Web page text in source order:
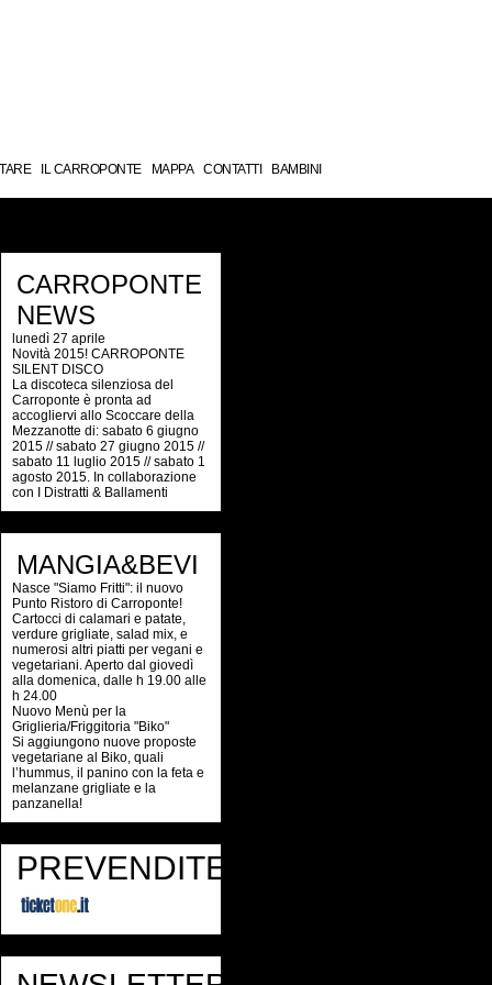
IL CARROPONTE MAPPA CONTATTI BAMBINI
CARROPONTE
NEWS
lunedì 27 aprile
Novità 2015! CARROPONTE
SILENT DISCO
La discoteca silenziosa del
Carroponte è pronta ad
accogliervi allo Scoccare della
Mezzanotte di: sabato 6 giugno
2015 // sabato 27 giugno 2015 //
sabato 11 luglio 2015 // sabato 1
agosto 2015. In collaborazione
con I Distratti & Ballamenti
MANGIA&BEVI
Nasce "Siamo Fritti": il nuovo
Punto Ristoro di Carroponte!
Cartocci di calamari e patate,
verdure grigliate, salad mix, e
numerosi altri piatti per vegani e
vegetariani. Aperto dal giovedì
alla domenica, dalle h 19.00 alle
h 24.00
Nuovo Menù per la
Griglieria/Friggitoria "Biko"
Si aggiungono nuove proposte
vegetariane al Biko, quali
l’hummus, il panino con la feta e
melanzane grigliate e la
panzanella!
PREVENDITE